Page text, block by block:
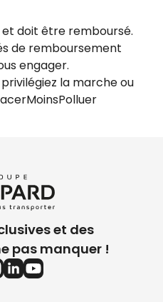
doit être remboursé.
de remboursement
engager.
la marche ou
et des
pas manquer !